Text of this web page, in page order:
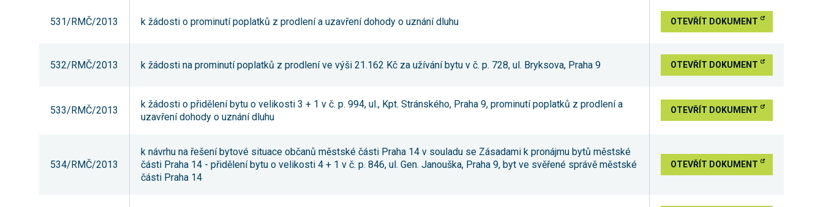
531/RMČ/2013 k žádosti o prominutí poplatků z prodlení a uzavření dohody o uznání dluhu OTEVŘÍT DOKUMENT
532/RMČ/2013 k žádosti na prominutí poplatků z prodlení ve výši 21.162 Kč za užívání bytu v č. p. 728, ul. Bryksova, Praha 9 OTEVŘÍT DOKUMENT
533/RMČ/2013
k žádosti o přidělení bytu o velikosti 3 + 1 v č. p. 994, ul., Kpt. Stránského, Praha 9, prominutí poplatků z prodlení a
uzavření dohody o uznání dluhu
OTEVŘÍT DOKUMENT
534/RMČ/2013
k návrhu na řešení bytové situace občanů městské části Praha 14 v souladu se Zásadami k pronájmu bytů městské
části Praha 14 - přidělení bytu o velikosti 4 + 1 v č. p. 846, ul. Gen. Janouška, Praha 9, byt ve svěřené správě městské
části Praha 14
OTEVŘÍT DOKUMENT
našem webu.
Z tohoto
nemohou být
aktivovány.
cookies
Analytické